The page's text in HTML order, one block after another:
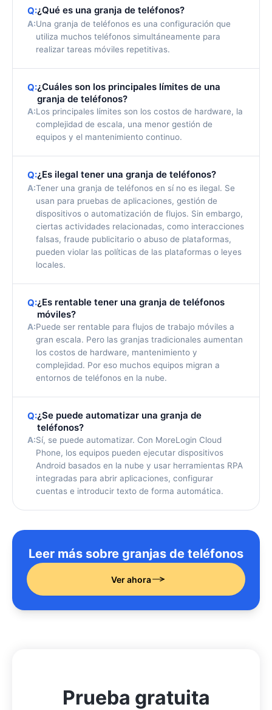
Q:¿Qué es una granja de teléfonos?
A:Una granja de teléfonos es una configuración que
utiliza muchos teléfonos simultáneamente para
realizar tareas móviles repetitivas.
Q:¿Cuáles son los principales límites de una
granja de teléfonos?
A:Los principales límites son los costos de hardware, la
complejidad de escala, una menor gestión de
equipos y el mantenimiento continuo.
Q:¿Es ilegal tener una granja de teléfonos?
A:Tener una granja de teléfonos en sí no es ilegal. Se
usan para pruebas de aplicaciones, gestión de
dispositivos o automatización de flujos. Sin embargo,
ciertas actividades relacionadas, como interacciones
falsas, fraude publicitario o abuso de plataformas,
pueden violar las políticas de las plataformas o leyes
locales.
Q:¿Es rentable tener una granja de teléfonos
móviles?
A:Puede ser rentable para flujos de trabajo móviles a
gran escala. Pero las granjas tradicionales aumentan
los costos de hardware, mantenimiento y
complejidad. Por eso muchos equipos migran a
entornos de teléfonos en la nube.
Q:¿Se puede automatizar una granja de
teléfonos?
A:Sí, se puede automatizar. Con MoreLogin Cloud
Phone, los equipos pueden ejecutar dispositivos
Android basados en la nube y usar herramientas RPA
integradas para abrir aplicaciones, configurar
cuentas e introducir texto de forma automática.
Leer más sobre granjas de teléfonos
Ver ahora
Prueba gratuita